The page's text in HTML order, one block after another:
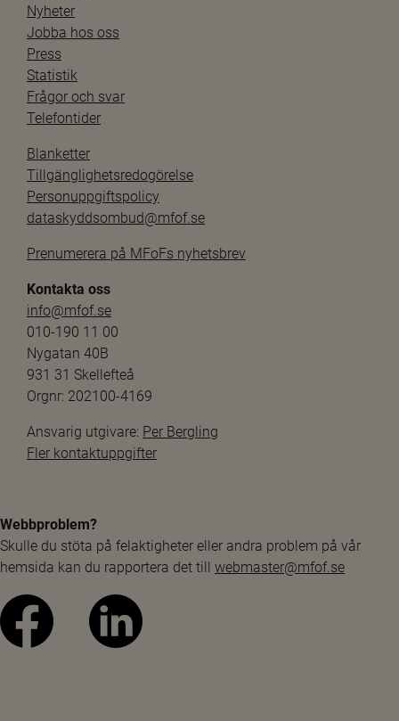
Nyheter
Jobba hos oss
Press
Statistik
Frågor och svar
Telefontider
Blanketter
Tillgänglighetsredogörelse
Personuppgiftspolicy
dataskyddsombud@mfof.se
Prenumerera på MFoFs nyhetsbrev
Kontakta oss
info@mfof.se
010-190 11 00
Nygatan 40B
931 31 Skellefteå
Orgnr: 202100-4169
Ansvarig utgivare: Per Bergling
Fler kontaktuppgifter
Webbproblem?
Skulle du stöta på felaktigheter eller andra problem på vår
hemsida kan du rapportera det till webmaster@mfof.se